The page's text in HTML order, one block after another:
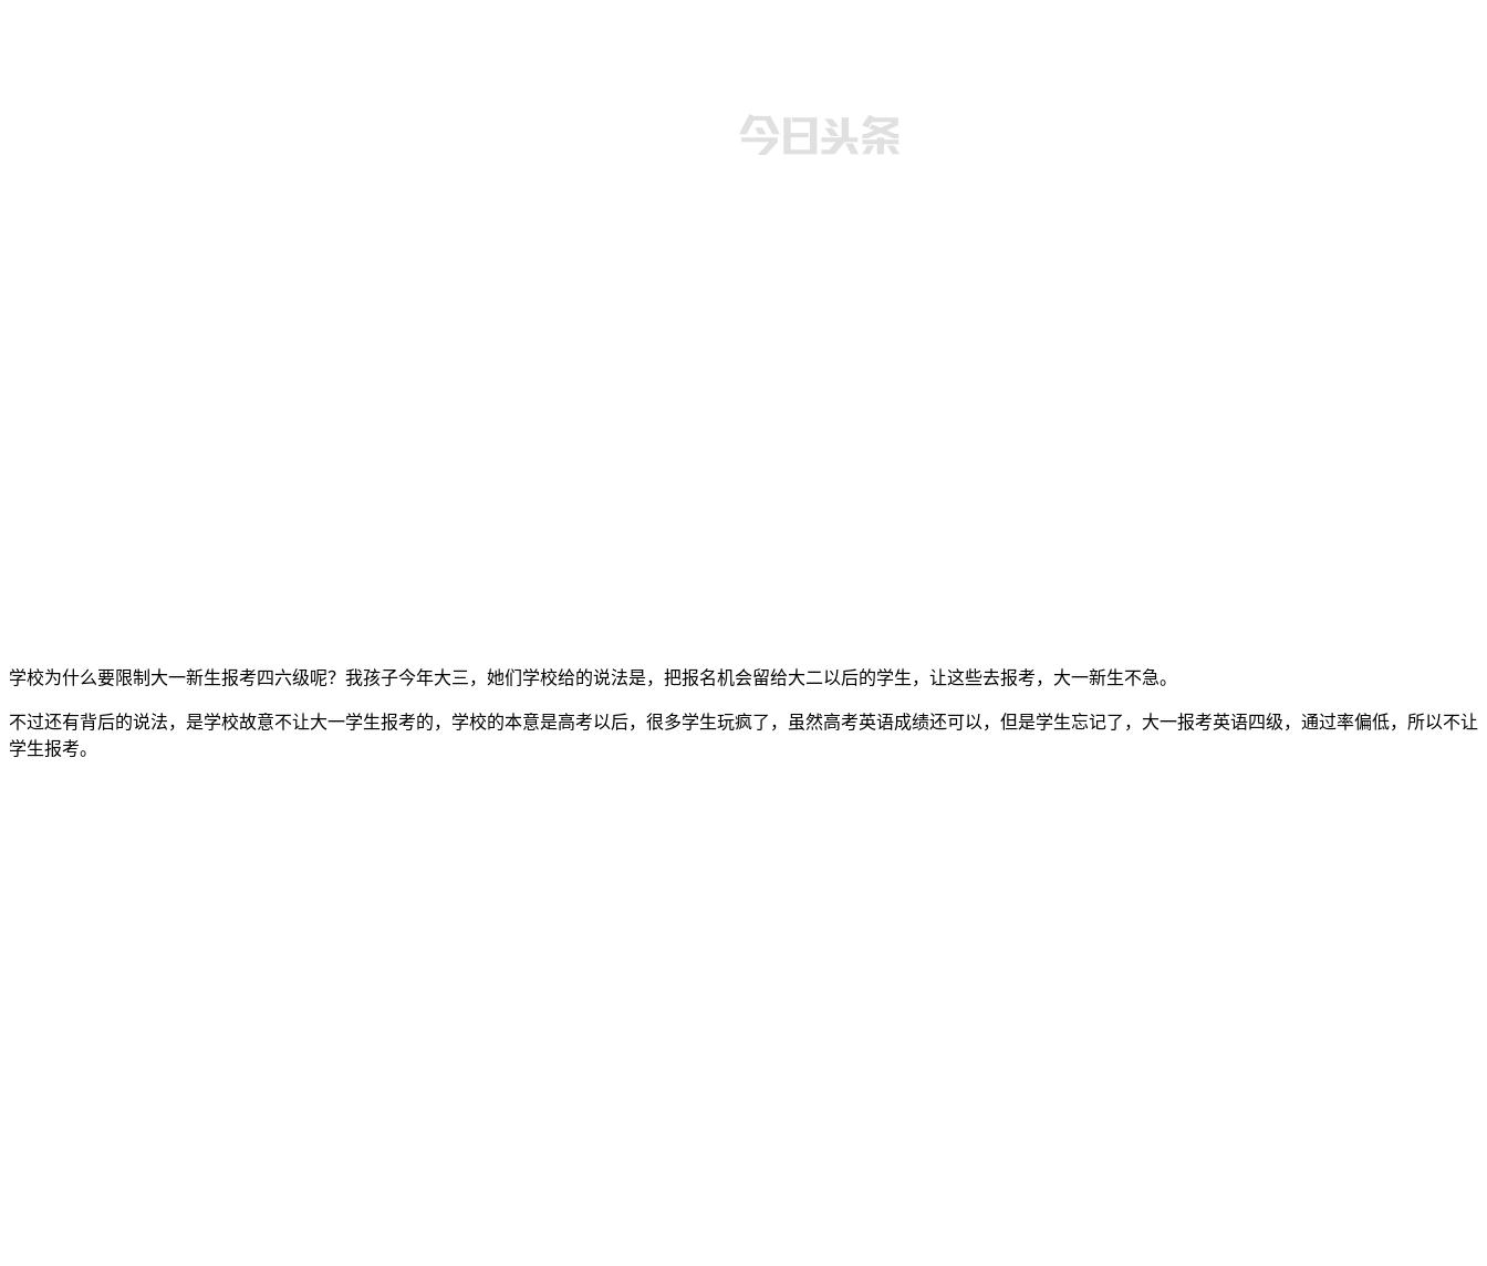
学校为什么要限制大一新生报考四六级呢？我孩子今年大三，她们学校给的说法是，把报名机会留给大二以后的学生，让这些去报考，大一新生不急。
不过还有背后的说法，是学校故意不让大一学生报考的，学校的本意是高考以后，很多学生玩疯了，虽然高考英语成绩还可以，但是学生忘记了，大一报考英语四级，通过率偏低，所以不让
学生报考。